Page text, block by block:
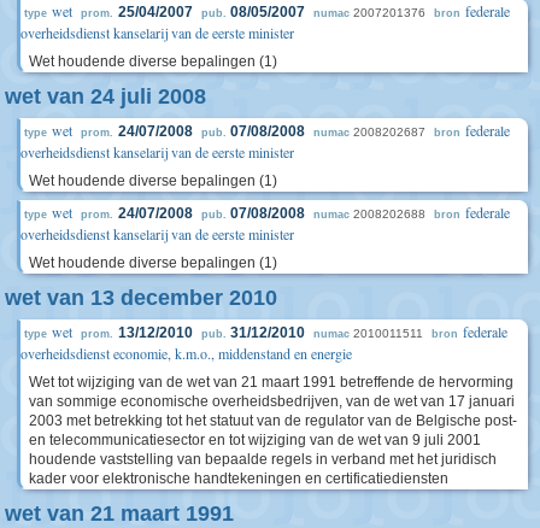
type wet prom. 25/04/2007 pub. 08/05/2007 numac 2007201376 bron federale
overheidsdienst kanselarij van de eerste minister
Wet houdende diverse bepalingen (1)
wet van 24 juli 2008
type wet prom. 24/07/2008 pub. 07/08/2008 numac 2008202687 bron federale
overheidsdienst kanselarij van de eerste minister
Wet houdende diverse bepalingen (1)
type wet prom. 24/07/2008 pub. 07/08/2008 numac 2008202688 bron federale
overheidsdienst kanselarij van de eerste minister
Wet houdende diverse bepalingen (1)
wet van 13 december 2010
type wet prom. 13/12/2010 pub. 31/12/2010 numac 2010011511 bron federale
overheidsdienst economie, k.m.o., middenstand en energie
Wet tot wijziging van de wet van 21 maart 1991 betreffende de hervorming
van sommige economische overheidsbedrijven, van de wet van 17 januari
2003 met betrekking tot het statuut van de regulator van de Belgische post-
en telecommunicatiesector en tot wijziging van de wet van 9 juli 2001
houdende vaststelling van bepaalde regels in verband met het juridisch
kader voor elektronische handtekeningen en certificatiediensten
wet van 21 maart 1991